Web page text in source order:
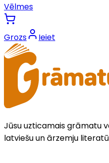
Vēlmes
Grozs Ieiet
Jūsu uzticamais grāmatu
latviešu un ārzemju